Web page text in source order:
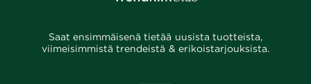
Saat ensimmäisenä tietää uusista tuotteista,
viimeisimmistä trendeistä & erikoistarjouksista.